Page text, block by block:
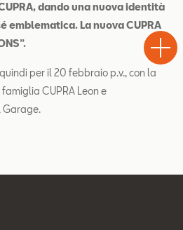
dando una nuova identità
emblematica. La nuova CUPRA
per il 20 febbraio p.v., con la
CUPRA Leon e
Garage.
Test
Drive
Chiama